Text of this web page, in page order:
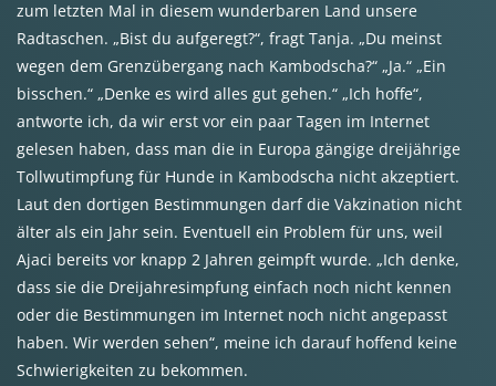
zum letzten Mal in diesem wunderbaren Land unsere
Radtaschen. „Bist du aufgeregt?“, fragt Tanja. „Du meinst
wegen dem Grenzübergang nach Kambodscha?“ „Ja.“ „Ein
bisschen.“ „Denke es wird alles gut gehen.“ „Ich hoffe“,
antworte ich, da wir erst vor ein paar Tagen im Internet
gelesen haben, dass man die in Europa gängige dreijährige
Tollwutimpfung für Hunde in Kambodscha nicht akzeptiert.
Laut den dortigen Bestimmungen darf die Vakzination nicht
älter als ein Jahr sein. Eventuell ein Problem für uns, weil
Ajaci bereits vor knapp 2 Jahren geimpft wurde. „Ich denke,
dass sie die Dreijahresimpfung einfach noch nicht kennen
oder die Bestimmungen im Internet noch nicht angepasst
haben. Wir werden sehen“, meine ich darauf hoffend keine
Schwierigkeiten zu bekommen.